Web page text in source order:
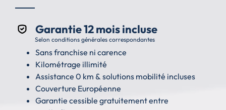
Garantie 12 mois incluse
Selon conditions générales correspondantes
Sans franchise ni carence
Kilométrage illimité
Assistance 0 km & solutions mobilité incluses
Couverture Européenne
Garantie cessible gratuitement entre